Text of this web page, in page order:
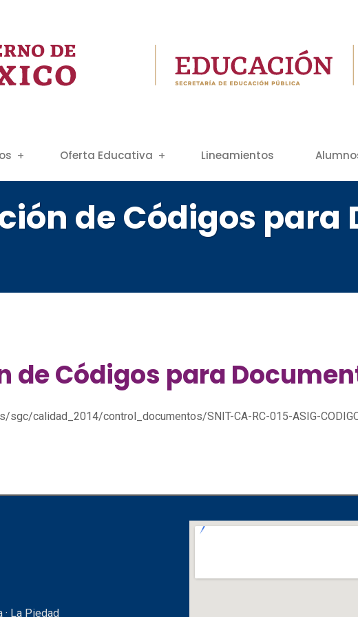
Oferta Educativa Lineamientos
de Códigos para
de Códigos para
calidad_2014/control_documentos/SNIT-CA-RC-015-ASIG-
· La Piedad